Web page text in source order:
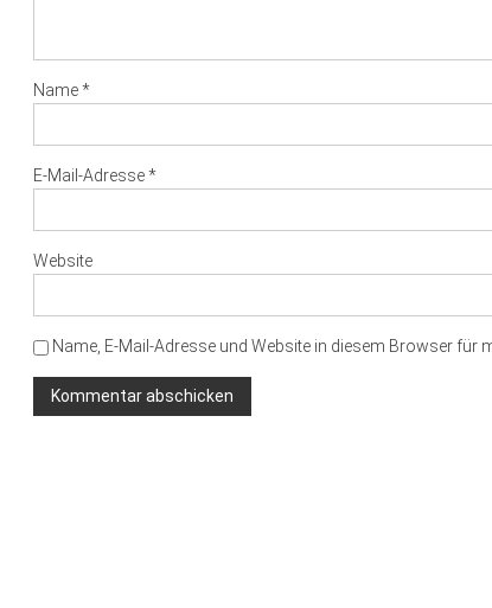
Name*
E-Mail-Adresse*
Website
Name, E-Mail-Adresse und Website in diesem Browser für